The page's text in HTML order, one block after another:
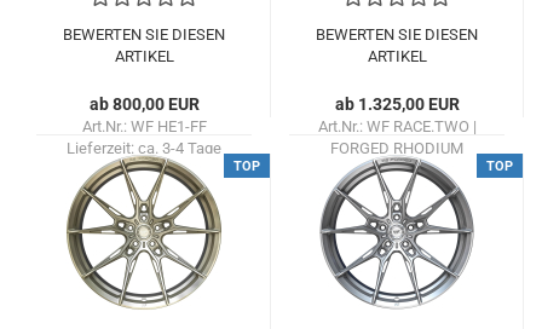
BEWERTEN SIE DIESEN
ARTIKEL
ab 800,00 EUR
Art.Nr.: WF HE1-FF
Lieferzeit: ca. 3-4 Tage
BEWERTEN SIE DIESEN
ARTIKEL
ab 1.325,00 EUR
Art.Nr.: WF RACE.TWO |
FORGED RHODIUM
Lieferzeit:ca. 2 Wochen
TOP TOP